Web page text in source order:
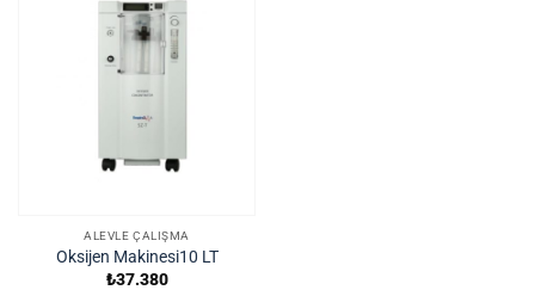
ALEVLE ÇALIŞMA
Oksijen Makinesi10 LT
₺37.380